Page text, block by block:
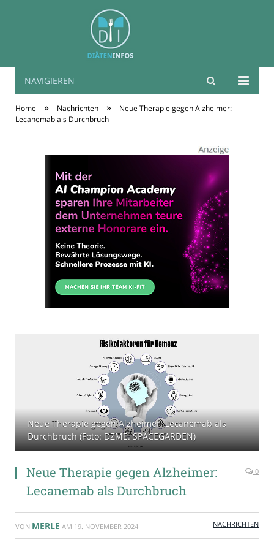
Diäten Infos
NAVIGIEREN
Home » Nachrichten »
Neue Therapie gegen Alzheimer:
Lecanemab als Durchbruch
Neue Therapie gegen Alzheimer: Lecanemab als
Durchbruch (Foto: DZME. SPACEGARDEN)
Neue Therapie gegen Alzheimer:
Lecanemab als Durchbruch
0
VON MERLE AM 19. NOVEMBER 2024 NACHRICHTEN